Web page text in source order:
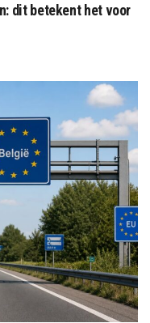
dit betekent het voor